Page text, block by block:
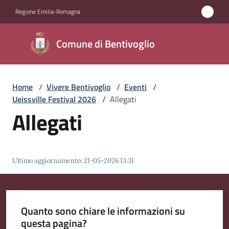
Regione Emilia-Romagna
Comune di Bentivoglio
Comune di
Bentivoglio
Amministrazione
Novità
Vivere
Bentivoglio
Home / Vivere Bentivoglio / Eventi /
Ueissville Festival 2026 / Allegati
Allegati
Ultimo aggiornamento:21-05-2026 13:31
Quanto sono chiare le informazioni su
questa pagina?